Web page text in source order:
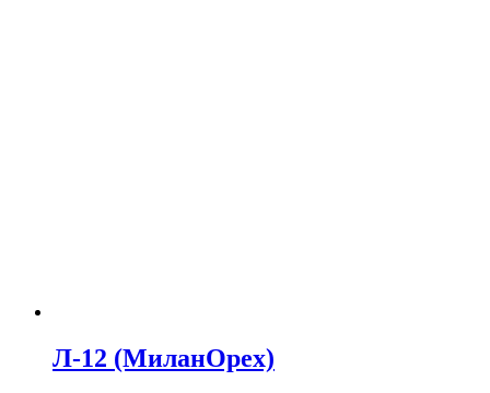
Л-12 (МиланОрех)